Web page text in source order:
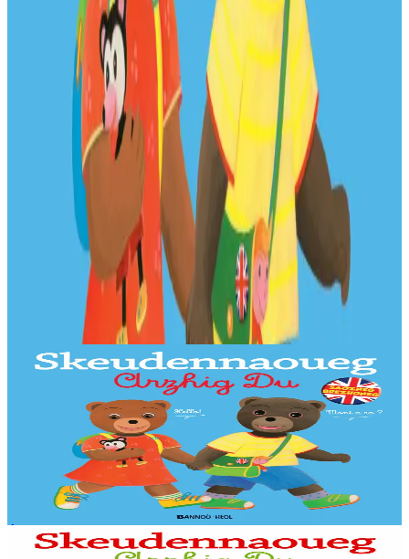
Produits en rapport
Bannoù-heol
L'imagier breton-anglais de Petit Ours Brun
Un bel imagier pour découvrir et nommer les objets du quotidien, en
anglais et en breton ! 250 mots illustrés, 20 grandes scènes à
13,90 €
Épuisé
Bannoù-heol